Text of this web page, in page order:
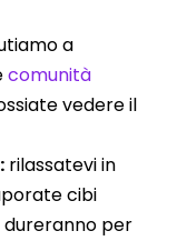
a
comunità
vedere il
rilassatevi in
cibi
dureranno per